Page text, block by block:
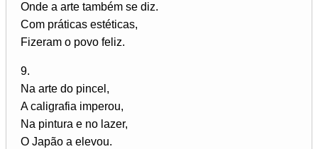
Onde a arte também se diz.
Com práticas estéticas,
Fizeram o povo feliz.
9.
Na arte do pincel,
A caligrafia imperou,
Na pintura e no lazer,
O Japão a elevou.